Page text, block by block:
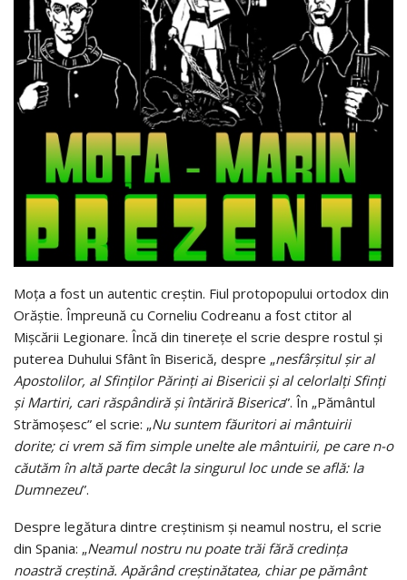
Moţa a fost un autentic creştin. Fiul protopopului ortodox din
Orăştie. Împreună cu Corneliu Codreanu a fost ctitor al
Mişcării Legionare. Încă din tinereţe el scrie despre rostul şi
puterea Duhului Sfânt în Biserică, despre „nesfârşitul şir al
Apostolilor, al Sfinţilor Părinţi ai Bisericii şi al celorlalţi Sfinţi
şi Martiri, cari răspândiră şi întăriră Biserica”. În „Pământul
Strămoşesc” el scrie: „Nu suntem făuritori ai mântuirii
dorite; ci vrem să fim simple unelte ale mântuirii, pe care n-o
căutăm în altă parte decât la singurul loc unde se află: la
Dumnezeu”.
Despre legătura dintre creştinism şi neamul nostru, el scrie
din Spania: „Neamul nostru nu poate trăi fără credinţa
noastră creştină. Apărând creştinătatea, chiar pe pământ